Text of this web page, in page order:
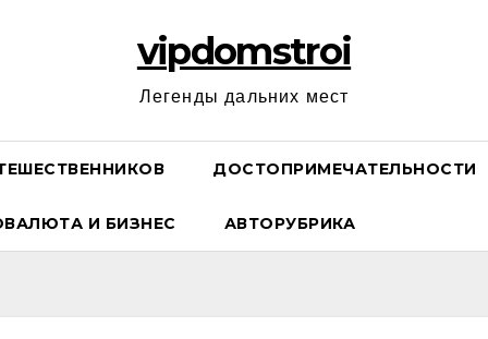
vipdomstroi
Легенды дальних мест
ДОСТОПРИМЕЧАТЕЛЬНОСТИ
И БИЗНЕС АВТОРУБРИКА